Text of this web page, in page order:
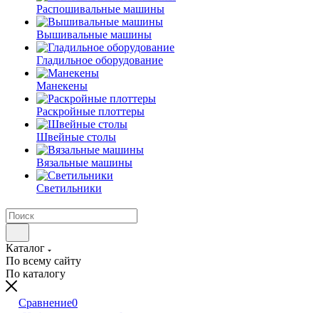
Распошивальные машины
Вышивальные машины
Гладильное оборудование
Манекены
Раскройные плоттеры
Швейные столы
Вязальные машины
Светильники
Каталог
По всему сайту
По каталогу
Сравнение0